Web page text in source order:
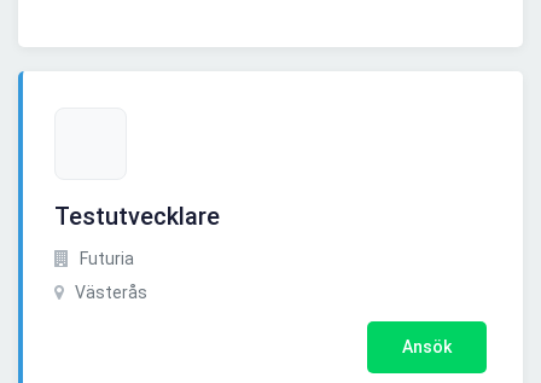
Testutvecklare
Futuria
Västerås
Ansök